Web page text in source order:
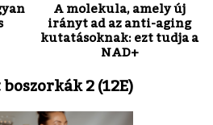
A molekula, amely új
irányt ad az anti-aging
kutatásoknak: ezt tudja a
NAD+
2 (12E)